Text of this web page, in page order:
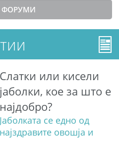
ФОРУМИ
Слатки или кисели
јаболки, кое за што е
најдобро?
Јаболката се едно од
најздравите овошја и